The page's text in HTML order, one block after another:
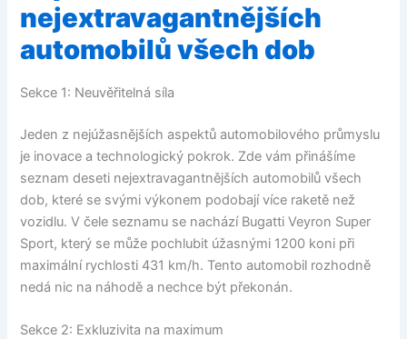
nejextravagantnějších
automobilů všech dob
Sekce 1: Neuvěřitelná síla
Jeden z nejúžasnějších aspektů automobilového průmyslu
je inovace a technologický pokrok. Zde vám přinášíme
seznam deseti nejextravagantnějších automobilů všech
dob, které se svými výkonem podobají více raketě než
vozidlu. V čele seznamu se nachází Bugatti Veyron Super
Sport, který se může pochlubit úžasnými 1200 koni při
maximální rychlosti 431 km/h. Tento automobil rozhodně
nedá nic na náhodě a nechce být překonán.
Sekce 2: Exkluzivita na maximum